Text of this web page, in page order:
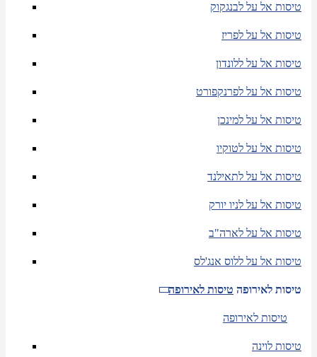
טיסות אל על לבנגקוק
טיסות אל על לפריז
טיסות אל על ללונדון
טיסות אל על לפרנקפורט
טיסות אל על למינכן
טיסות אל על לטוקיו
טיסות אל על לתאילנד
טיסות אל על לניו יורק
טיסות אל על לארה"ב
טיסות אל על ללוס אנג'לס
טיסות לאירופה טיסות לאירופה
טיסות לאירופה
טיסות לוינה